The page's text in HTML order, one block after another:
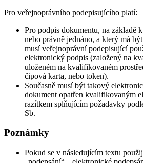
Pro veřejnoprávního podepisujícího platí:
Pro podpis dokumentu, na základě
nebo právně jednáno, a který má
musí veřejnoprávní podepisující
elektronický podpis (založený na
uloženém na kvalifikovaném
čipová karta, nebo token).
Současně musí být takový
dokument opatřen kvalifikovaným
razítkem splňujícím požadavky
Sb.
Poznámky
Pokud se v následujícím textu